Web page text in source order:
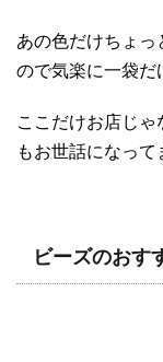
あの色だけちょっ
ので気楽に一袋だ
ここだけお店じ
もお世話になって
ビーズのおす